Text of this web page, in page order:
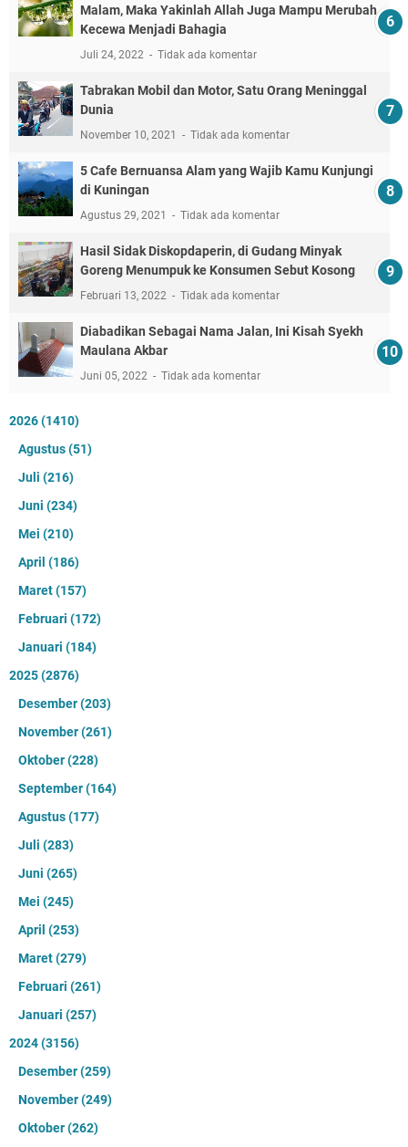
Malam, Maka Yakinlah Allah Juga Mampu Merubah
Kecewa Menjadi Bahagia
Juli 24, 2022 Tidak ada komentar
Tabrakan Mobil dan Motor, Satu Orang Meninggal
Dunia
November 10, 2021 Tidak ada komentar
5 Cafe Bernuansa Alam yang Wajib Kamu Kunjungi
di Kuningan
Agustus 29, 2021 Tidak ada komentar
Hasil Sidak Diskopdaperin, di Gudang Minyak
Goreng Menumpuk ke Konsumen Sebut Kosong
Februari 13, 2022 Tidak ada komentar
Diabadikan Sebagai Nama Jalan, Ini Kisah Syekh
Maulana Akbar
Juni 05, 2022 Tidak ada komentar
2026(1410)
Agustus(51)
Juli (216)
Juni (234)
Mei (210)
April (186)
Maret(157)
Februari (172)
Januari (184)
2025(2876)
Desember(203)
November(261)
Oktober(228)
September(164)
Agustus(177)
Juli (283)
Juni (265)
Mei (245)
April (253)
Maret(279)
Februari (261)
Januari (257)
2024(3156)
Desember(259)
November(249)
Oktober(262)